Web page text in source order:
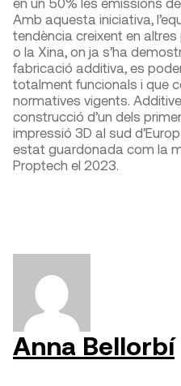
Amb aquesta iniciativa,
tendència creixent en
o la Xina, on ja s’ha
fabricació additiva, es
totalment funcionals i que
normatives vigents.
construcció d’un dels
impressió 3D al sud
estat guardonada com la
Proptech el 2023.
Anna Bellorbí